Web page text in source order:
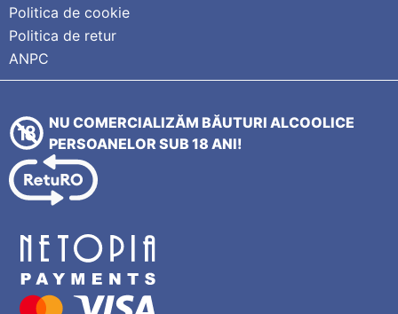
Politica de cookie
Politica de retur
ANPC
NU COMERCIALIZĂM BĂUTURI ALCOOLICE
PERSOANELOR SUB 18 ANI!